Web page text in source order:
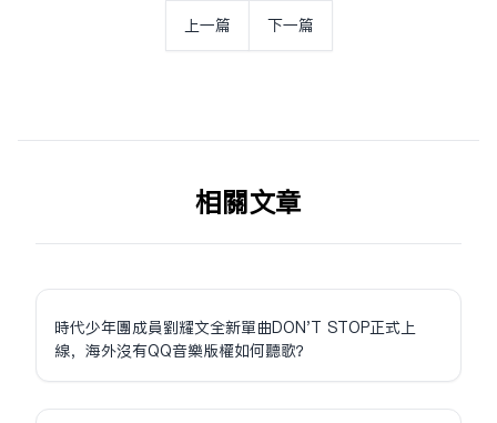
上一篇 下一篇
相关文章
時代少年團成員劉耀文全新單曲DON'T STOP正式上
線，海外沒有QQ音樂版權如何聽歌？